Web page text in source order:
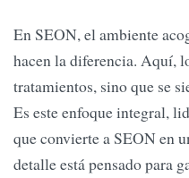
En SEON, el ambiente
hacen la diferencia. Aquí,
tratamientos, sino que se
Es este enfoque integral,
que convierte a SEON en
detalle está pensado para